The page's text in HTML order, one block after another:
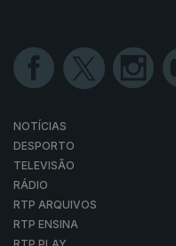
NOTÍCIAS
DESPORTO
TELEVISÃO
RÁDIO
RTP ARQUIVOS
RTP ENSINA